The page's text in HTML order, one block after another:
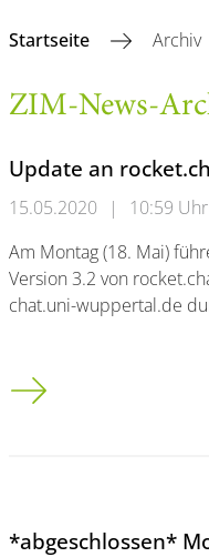
Startseite Archiv
ZIM-News-
Update an
15.05.2020 |
10:59 Uhr
Am Montag (18. Mai)
Version 3.2 von
chat.uni-wuppertal.de
Update an rocket.chat
*abgeschlossen*